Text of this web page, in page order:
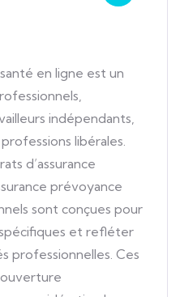
en ligne est un
indépendants,
libérales.
d’assurance
prévoyance
sont conçues pour
et refléter
professionnelles. Ces